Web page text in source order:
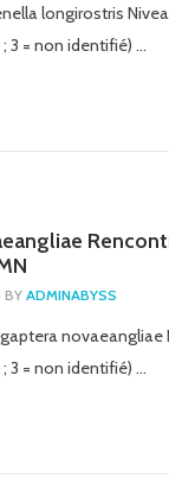
longirostris
3 = non identifié) …
BY ADMINABYSS
novaeangliae
3 = non identifié) …